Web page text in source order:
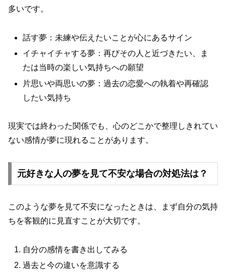
多いです。
話す夢：未練や伝えたいことが心にあるサイン
イチャイチャする夢：再びその人と近づきたい、ま
たは当時の楽しい気持ちへの願望
片思いや両思いの夢：過去の恋愛への執着や再確認
したい気持ち
現実では終わった関係でも、心のどこかで整理しきれてい
ない感情が夢に現れることがあります。
元好きな人の夢を見て不安な場合の対処法は？
このような夢を見て不安になったときは、まず自分の気持
ちを客観的に見直すことが大切です。
自分の感情を書き出してみる
過去と今の違いを意識する